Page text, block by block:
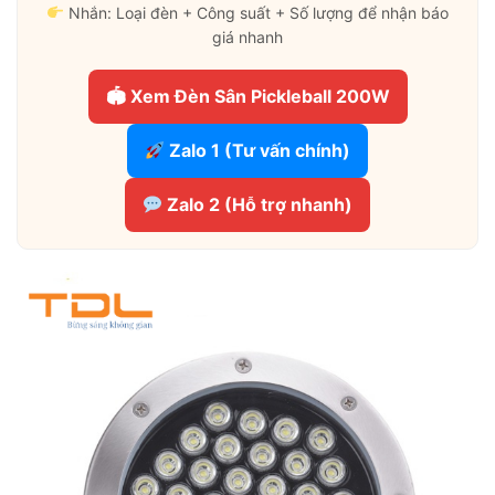
Nhắn: Loại đèn + Công suất + Số lượng để nhận báo
giá nhanh
🏟 Xem Đèn Sân Pickleball 200W
Zalo 1 (Tư vấn chính)
Zalo 2 (Hỗ trợ nhanh)